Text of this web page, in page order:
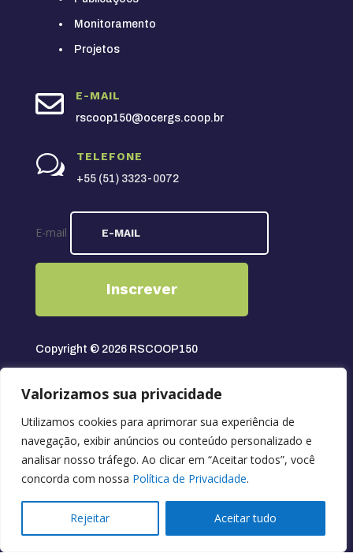
Valorizamos sua privacidade
Utilizamos cookies para aprimorar sua experiência de
navegação, exibir anúncios ou conteúdo personalizado e
analisar nosso tráfego. Ao clicar em “Aceitar todos”, você
concorda com nossa Política de Privacidade.
Rejeitar Aceitar tudo
Monitoramento
Projetos
 E-MAIL
rscoop150@ocergs.coop.br
w TELEFONE
+55 (51) 3323-0072
E-mail
Inscrever
Copyright © 2026 RSCOOP150
Seguir
Seguir
Seguir
Desenvolvido porLink Nacional